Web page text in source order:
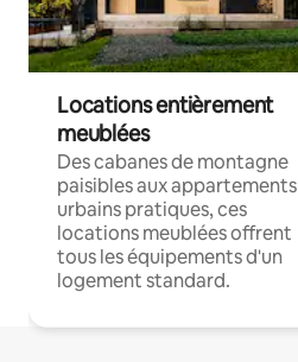
Locations entièrement
meublées
Des cabanes de montagne
paisibles aux appartements
urbains pratiques, ces
locations meublées offrent
tous les équipements d'un
logement standard.